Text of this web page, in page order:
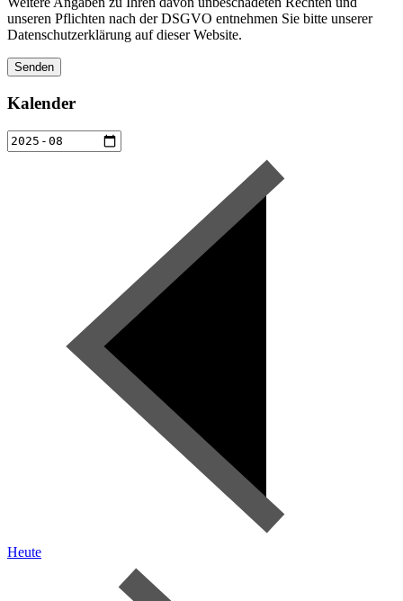
unseren Pflichten nach der DSGVO entnehmen Sie bitte unserer
Datenschutzerklärung auf dieser Website.
Kalender
Heute